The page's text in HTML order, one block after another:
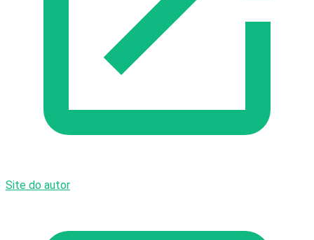
Site do autor